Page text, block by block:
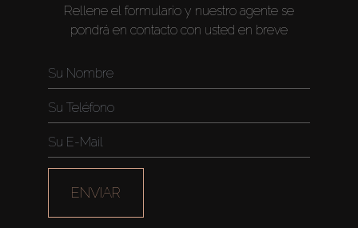
Alquilar
Venta
Sobre Plano
Rellene el formulario y nuestro agente se
pondrá en contacto con usted en breve
ENVIAR